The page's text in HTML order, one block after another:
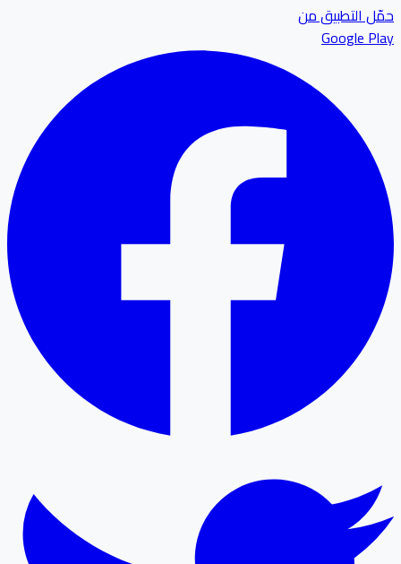
التطبيق من
Google